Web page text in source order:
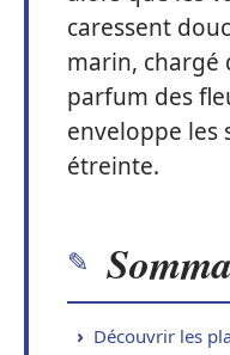
caressent
marin, chargé
parfum des
enveloppe les
étreinte.
Découvrir les